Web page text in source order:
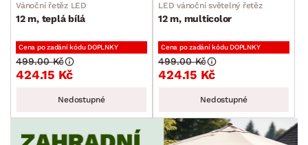
Vánoční řetěz LED
12 m, teplá bílá
Cena po zadání kódu DOPLNKY
424.15 Kč
499.00 Kč
Nedostupné
LED vánoční světelný řetěz
12 m, multicolor
Cena po zadání kódu DOPLNKY
424.15 Kč
499.00 Kč
Nedostupné